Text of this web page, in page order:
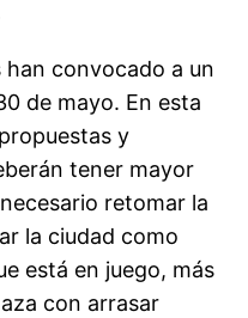
convocado a un
de mayo. En esta
y
tener mayor
retomar la
la ciudad como
está en juego, más
con arrasar